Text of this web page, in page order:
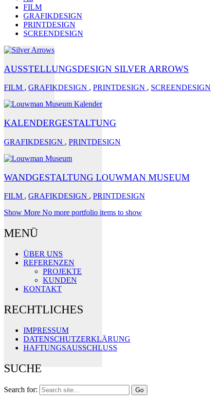
FILM
GRAFIKDESIGN
PRINTDESIGN
SCREENDESIGN
AUSSTELLUNGSDESIGN SILVER ARROWS
FILM , GRAFIKDESIGN , PRINTDESIGN , SCREENDESIGN
KALENDERGESTALTUNG
GRAFIKDESIGN , PRINTDESIGN
WANDGESTALTUNG LOUWMAN MUSEUM
FILM , GRAFIKDESIGN , PRINTDESIGN
Show More No more portfolio items to show
MENÜ
ÜBER UNS
REFERENZEN
PROJEKTE
KUNDEN
KONTAKT
RECHTLICHES
IMPRESSUM
DATENSCHUTZERKLÄRUNG
HAFTUNGSAUSSCHLUSS
SUCHE
Search for: